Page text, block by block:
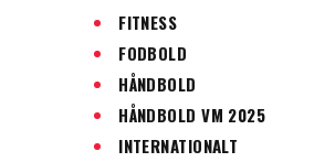
FITNESS
FODBOLD
HÅNDBOLD
HÅNDBOLD VM 2025
INTERNATIONALT